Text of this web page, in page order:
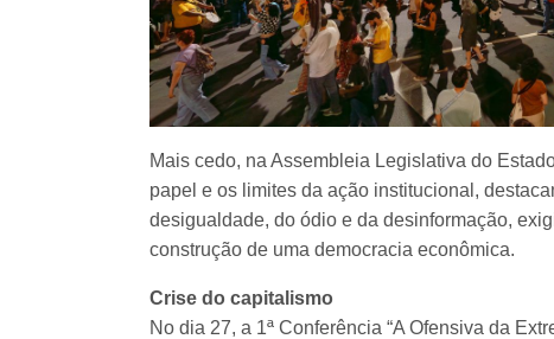
Mais cedo, na Assembleia Legislativa do
papel e os limites da ação institucional,
desigualdade, do ódio e da desinformação,
construção de uma democracia econômica.
Crise do capitalismo
No dia 27, a 1ª Conferência “A Ofensiva da